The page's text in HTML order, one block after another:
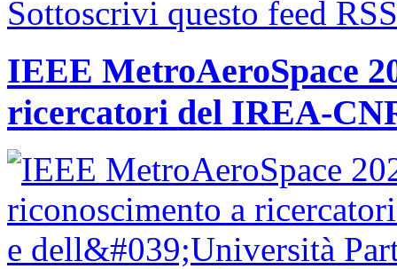
Sottoscrivi questo feed RSS
IEEE MetroAeroSpace
ricercatori del IREA-